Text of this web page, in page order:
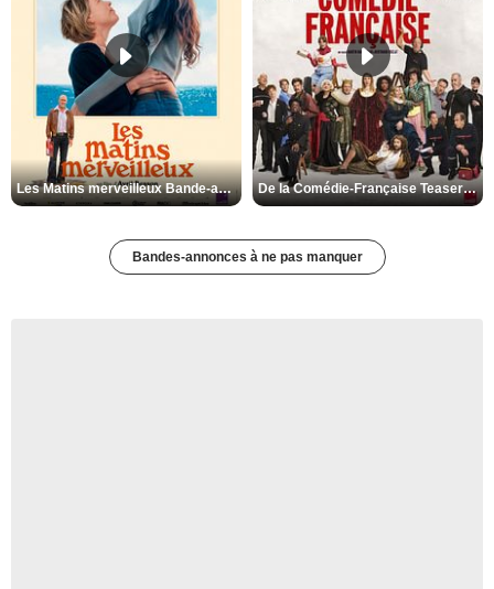
Les Matins merveilleux Bande-annonce VF De la Comédie-Française Teaser VF
Bandes-annonces à ne pas manquer